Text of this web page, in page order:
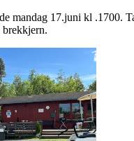
mandag 17.juni kl .1700.
brekkjern.